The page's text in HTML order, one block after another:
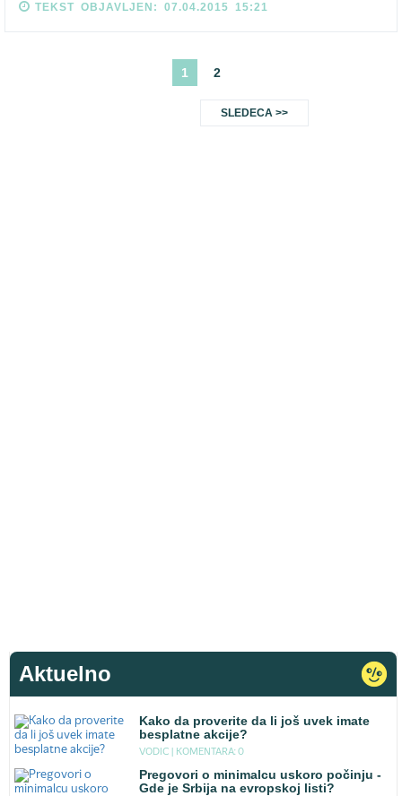
TEKST OBJAVLJEN: 07.04.2015 15:21
1 2
SLEDECA >>
Aktuelno
Kako da proverite da li još uvek imate
besplatne akcije?
VODIC | KOMENTARA: 0
Pregovori o minimalcu uskoro počinju -
Gde je Srbija na evropskoj listi?